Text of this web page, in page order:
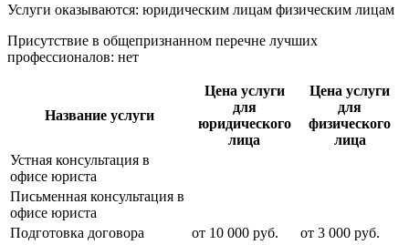
Услуги оказываются: юридическим лицам физическим лицам
Присутствие в общепризнанном перечне лучших
профессионалов: нет
Название услуги
Цена услуги
для
юридического
лица
Цена услуги
для
физического
лица
Устная консультация в
офисе юриста
Письменная консультация в
офисе юриста
Подготовка договора
от 10 000 руб. от 3 000 руб.